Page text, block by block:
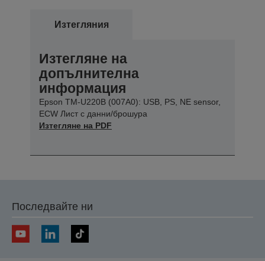
Изтегляния
Изтегляне на
допълнителна
информация
Epson TM-U220B (007A0): USB, PS, NE sensor,
ECW Лист с данни/брошура
Изтегляне на PDF
Последвайте ни